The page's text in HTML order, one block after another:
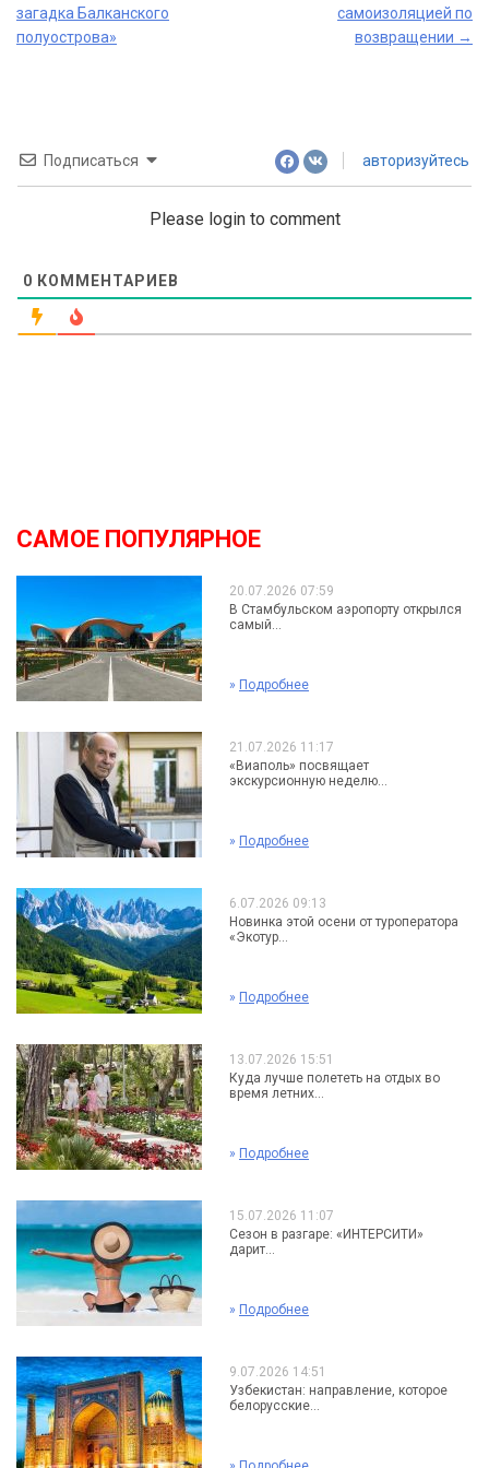
navigation
загадка Балканского
полуострова»
самоизоляцией по
возвращении →
Подписаться авторизуйтесь
Please login to comment
0 КОММЕНТАРИЕВ
САМОЕ ПОПУЛЯРНОЕ
20.07.2026 07:59
В Стамбульском аэропорту открылся
самый...
» Подробнее
21.07.2026 11:17
«Виаполь» посвящает
экскурсионную неделю...
» Подробнее
6.07.2026 09:13
Новинка этой осени от туроператора
«Экотур...
» Подробнее
13.07.2026 15:51
Куда лучше полететь на отдых во
время летних...
» Подробнее
15.07.2026 11:07
Сезон в разгаре: «ИНТЕРСИТИ»
дарит...
» Подробнее
9.07.2026 14:51
Узбекистан: направление, которое
белорусские...